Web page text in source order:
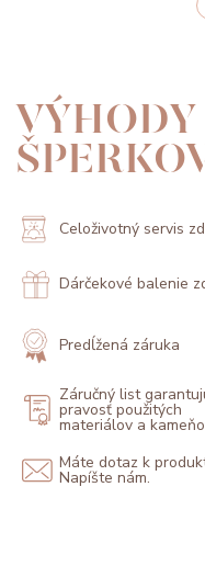
Celoživotný servis
Dárčekové balenie
Predĺžená záruka
Záručný list
pravosť použitých
materiálov a
Máte dotaz k
Napíšte nám.